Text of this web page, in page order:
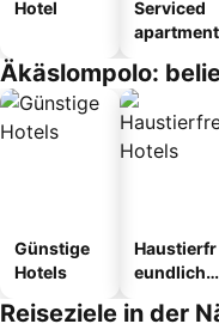
Hotel
Serviced
apartment
Äkäslompolo:
Günstige
Hotels
Haustierfr
eundliche
Reiseziele in der